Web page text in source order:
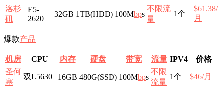
洛杉
矶
E5-
2620
32GB 1TB(HDD) 100Mbps
不限流
量
1个
$61.38/
月
爆款产品
机房 CPU 内存 硬盘 带宽 流量 IPV4
价格
圣何
塞
双L5630 16GB 480G(SSD) 100Mbps
不限
流量
1个 $46/月